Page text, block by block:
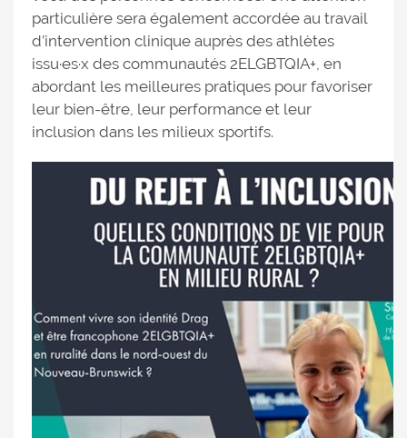
particulière sera également accordée au travail
d’intervention clinique auprès des athlètes
issu·es·x des communautés 2ELGBTQIA+, en
abordant les meilleures pratiques pour favoriser
leur bien-être, leur performance et leur
inclusion dans les milieux sportifs.